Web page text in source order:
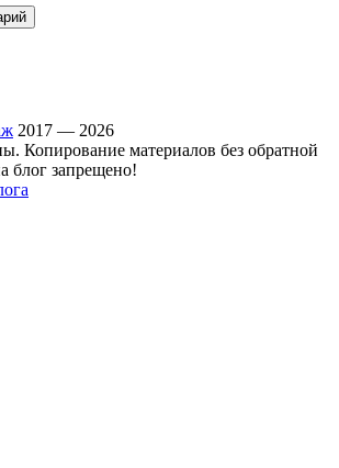
2017 — 2026
Копирование материалов без обратной
блог запрещено!